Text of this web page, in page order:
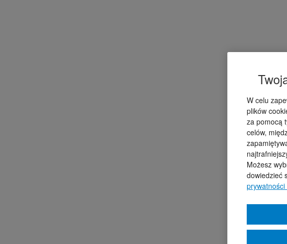
W celu
plików
za pomocą
celów,
Możesz
dowiedzieć